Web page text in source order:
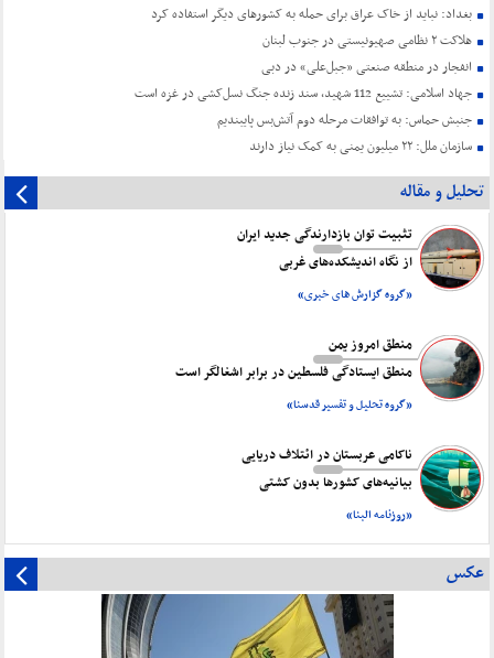
بغداد: نباید از خاک عراق برای حمله به کشورهای دیگر استفاده کرد
هلاکت ۲ نظامی صهیونیستی در جنوب لبنان
انفجار در منطقه صنعتی «جبل‌علی» در دبی
جهاد اسلامی: تشییع 112 شهید، سند زنده جنگ نسل‌کشی در غزه است
جنبش حماس: به توافقات مرحله دوم آتش‌بس پایبندیم
سازمان ملل: ۲۲ میلیون یمنی به کمک نیاز دارند
تحلیل و مقاله
تثبیت توان بازدارندگی جدید ایران
از نگاه اندیشکده‌های غربی
«گروه گزارش های خبری»
منطق امروز یمن
منطق ایستادگی فلسطین در برابر اشغالگر است
«گروه تحلیل و تفسیر قدسنا»
ناکامی عربستان در ائتلاف دریایی
بیانیه‌های کشورها بدون کشتی
«روزنامه البنا»
عکس